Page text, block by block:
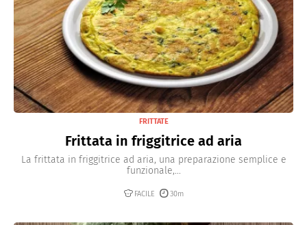
FRITTATE
Frittata in friggitrice ad aria
La frittata in friggitrice ad aria, una preparazione semplice e
funzionale,...
FACILE 30m